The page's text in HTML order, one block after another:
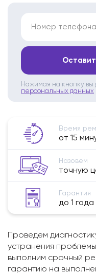
Номер
Нажимая на кнопку вы
персональных данных
Время
от 15
Назовем
точную
Гарантия
до 1 года
Проведем
устранения
выполним срочный
гарантию на